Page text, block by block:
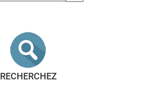
RECHERCHEZ